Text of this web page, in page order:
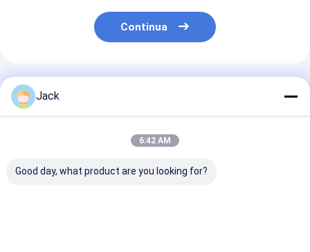
Continua
Prodotti Raccomandati
Jack
6:42 AM
Good day, what product are you looking for?